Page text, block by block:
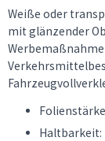
Weiße oder
mit glänzender
Haltbarkeit: